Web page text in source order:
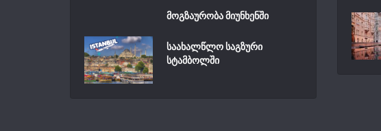
მოგზაურობა მიუნხენში
საახალწლო საგზური
სტამბოლში